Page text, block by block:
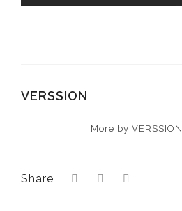
VERSSION
More by VERSSION
Share